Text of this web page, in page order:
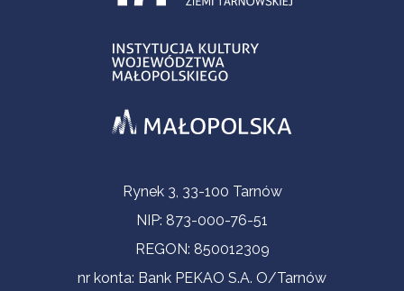
Informacje kontaktoweRynek 3, 33-100 Tarnów
NIP: 873-000-76-51
REGON: 850012309
nr konta: Bank PEKAO S.A. O/Tarnów